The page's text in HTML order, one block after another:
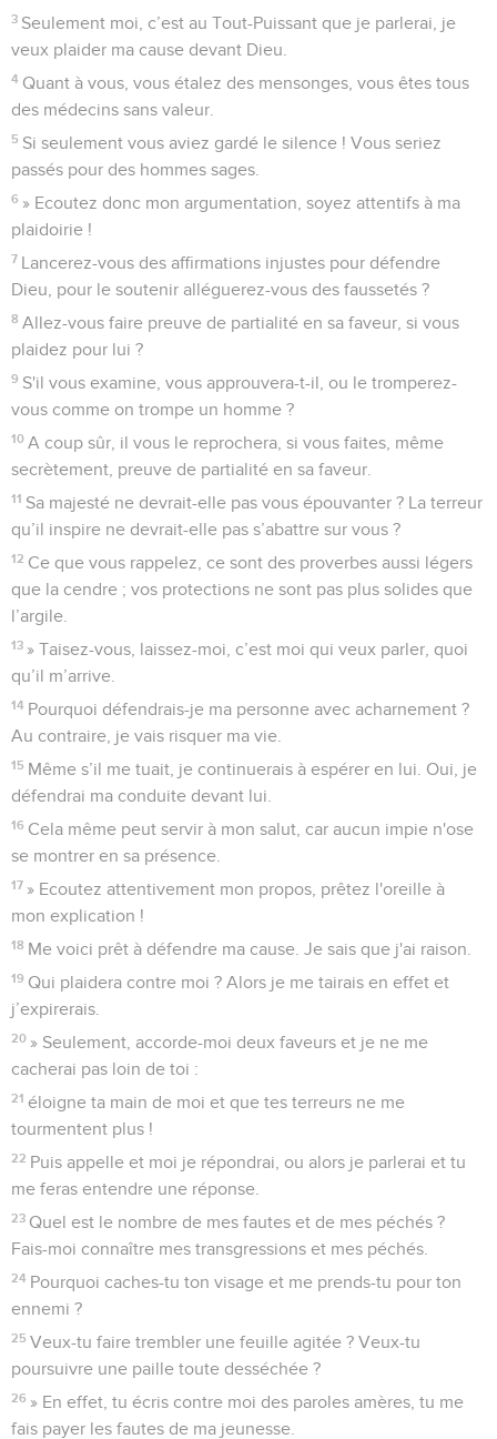
3 Seulement moi, c’est au Tout-Puissant que je parlerai, je
veux plaider ma cause devant Dieu.
4 Quant à vous, vous étalez des mensonges, vous êtes tous
des médecins sans valeur.
5 Si seulement vous aviez gardé le silence ! Vous seriez
passés pour des hommes sages.
6 » Ecoutez donc mon argumentation, soyez attentifs à ma
plaidoirie !
7 Lancerez-vous des affirmations injustes pour défendre
Dieu, pour le soutenir alléguerez-vous des faussetés ?
8 Allez-vous faire preuve de partialité en sa faveur, si vous
plaidez pour lui ?
9 S'il vous examine, vous approuvera-t-il, ou le tromperez-
vous comme on trompe un homme ?
10 A coup sûr, il vous le reprochera, si vous faites, même
secrètement, preuve de partialité en sa faveur.
11 Sa majesté ne devrait-elle pas vous épouvanter ? La terreur
qu’il inspire ne devrait-elle pas s’abattre sur vous ?
12 Ce que vous rappelez, ce sont des proverbes aussi légers
que la cendre ; vos protections ne sont pas plus solides que
l’argile.
13 » Taisez-vous, laissez-moi, c’est moi qui veux parler, quoi
qu’il m’arrive.
14 Pourquoi défendrais-je ma personne avec acharnement ?
Au contraire, je vais risquer ma vie.
15 Même s’il me tuait, je continuerais à espérer en lui. Oui, je
défendrai ma conduite devant lui.
16 Cela même peut servir à mon salut, car aucun impie n'ose
se montrer en sa présence.
17 » Ecoutez attentivement mon propos, prêtez l'oreille à
mon explication !
18 Me voici prêt à défendre ma cause. Je sais que j'ai raison.
19 Qui plaidera contre moi ? Alors je me tairais en effet et
j’expirerais.
20 » Seulement, accorde-moi deux faveurs et je ne me
cacherai pas loin de toi :
21 éloigne ta main de moi et que tes terreurs ne me
tourmentent plus !
22 Puis appelle et moi je répondrai, ou alors je parlerai et tu
me feras entendre une réponse.
23 Quel est le nombre de mes fautes et de mes péchés ?
Fais-moi connaître mes transgressions et mes péchés.
24 Pourquoi caches-tu ton visage et me prends-tu pour ton
ennemi ?
25 Veux-tu faire trembler une feuille agitée ? Veux-tu
poursuivre une paille toute desséchée ?
26 » En effet, tu écris contre moi des paroles amères, tu me
fais payer les fautes de ma jeunesse.